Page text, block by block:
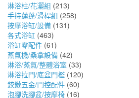
淋浴柱/花灑組 (213)
手持蓮蓬/滑桿組 (258)
按摩浴缸/設備 (131)
各式浴缸 (463)
浴缸零配件 (61)
蒸氣機/桑拿設備 (42)
淋浴/蒸氣/整體浴室 (33)
淋浴拉門/底盆門檻 (120)
鉸鏈五金/門控配件 (60)
泡腳洗腳盆/按摩椅 (16)